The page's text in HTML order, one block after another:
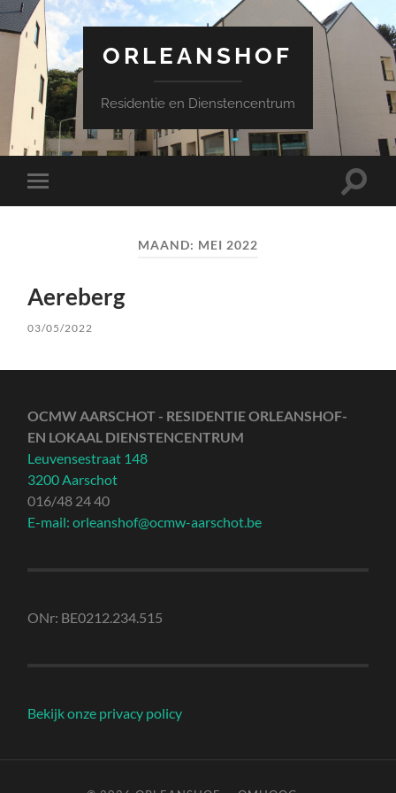
ORLEANSHOF
Residentie en Dienstencentrum
Schakel
naar
MAAND: MEI 2022
Aereberg
03/05/2022
OCMW AARSCHOT - RESIDENTIE ORLEANSHOF-
EN LOKAAL DIENSTENCENTRUM
Leuvensestraat 148
3200 Aarschot
016/48 24 40
E-mail: orleanshof@ocmw-aarschot.be
ONr: BE0212.234.515
Bekijk onze privacy policy